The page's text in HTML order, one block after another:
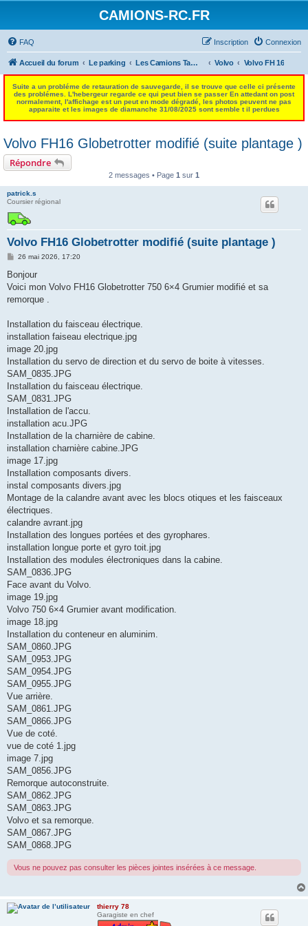
CAMIONS-RC.FR
FAQ Connexion
Inscription
Accueil du forum Le parking Les Camions Tamiya Européens Volvo Volvo FH 16
Suite a un probléme de retauration de sauvegarde, il se trouve que celle ci présente
des problémes. L'hebergeur regarde ce qui peut bien se passer En attedant on post
normalement, l'affichage est un peut en mode dégradé, les photos peuvent ne pas
apparaite et les images de diamanche 31/08/2025 sont semble t il perdues
Volvo FH16 Globetrotter modifié (suite plantage )
Répondre
2 messages • Page 1 sur 1
patrick.s
Coursier régional
Volvo FH16 Globetrotter modifié (suite plantage )
M
s
a
g
26 mai 2026, 17:20
Bonjour
Voici mon Volvo FH16 Globetrotter 750 6×4 Grumier modifié et sa
remorque .
Installation du faisceau électrique.
installation faiseau electrique.jpg
image 20.jpg
Installation du servo de direction et du servo de boite à vitesses.
SAM_0835.JPG
Installation du faisceau électrique.
SAM_0831.JPG
Installation de l'accu.
installation acu.JPG
Installation de la charnière de cabine.
installation charnière cabine.JPG
image 17.jpg
Installation composants divers.
instal composants divers.jpg
Montage de la calandre avant avec les blocs otiques et les faisceaux
électriques.
calandre avrant.jpg
Installation des longues portées et des gyrophares.
installation longue porte et gyro toit.jpg
Installation des modules électroniques dans la cabine.
SAM_0836.JPG
Face avant du Volvo.
image 19.jpg
Volvo 750 6×4 Grumier avant modification.
image 18.jpg
Installation du conteneur en aluminim.
SAM_0860.JPG
SAM_0953.JPG
SAM_0954.JPG
SAM_0955.JPG
Vue arrière.
SAM_0861.JPG
SAM_0866.JPG
Vue de coté.
vue de coté 1.jpg
image 7.jpg
SAM_0856.JPG
Remorque autoconstruite.
SAM_0862.JPG
SAM_0863.JPG
Volvo et sa remorque.
SAM_0867.JPG
SAM_0868.JPG
Vous ne pouvez pas consulter les pièces jointes insérées à ce message.
thierry 78
Garagiste en chef